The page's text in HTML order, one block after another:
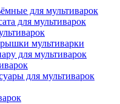
для мультиварок
для мультиварок
мультиварки
для мультиварок
для мультиварок